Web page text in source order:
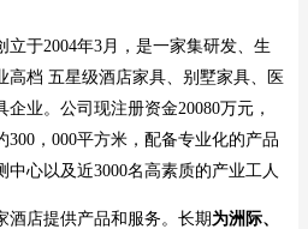
立于2004年3月，是一家集研发、生
高档 五星级酒店家具、别墅家具、医
业。公司现注册资金20080万元，
，000平方米，配备专业化的产品
心以及近3000名高素质的产业工人
酒店提供产品和服务。长期 为洲际、